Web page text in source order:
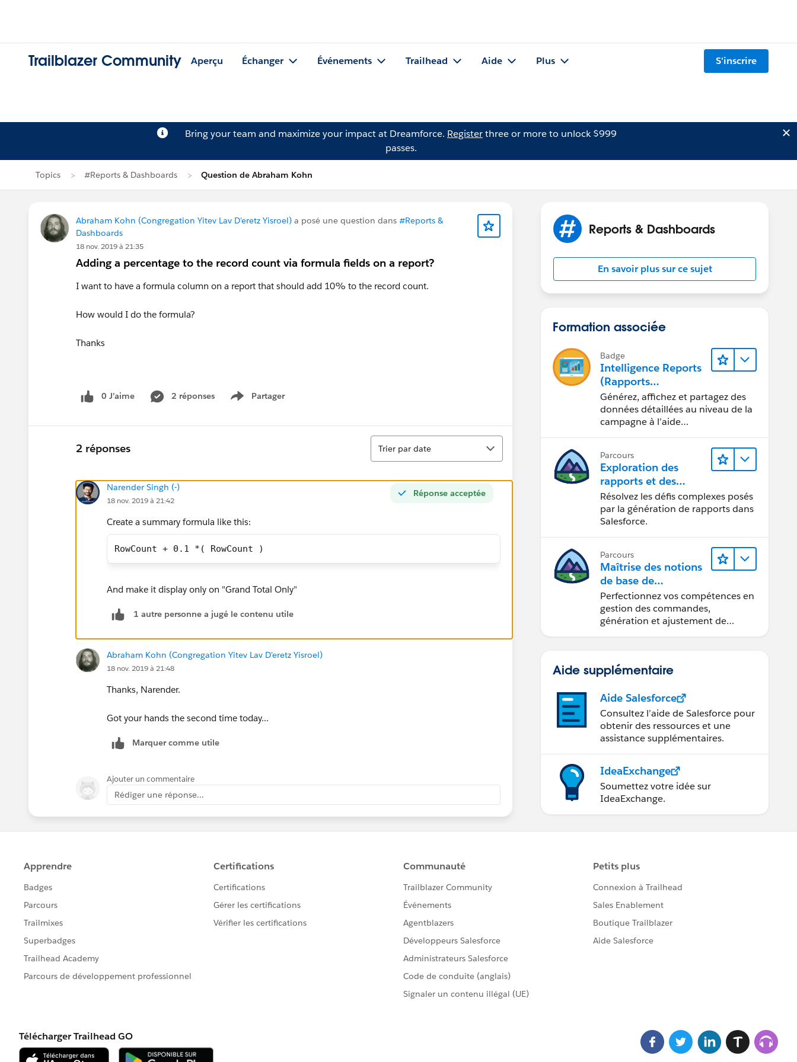
Trailblazer Community Aperçu Échanger Événements Trailhead Aide Plus S'inscrire
Bring your team and maximize your impact at Dreamforce. Registerthree or more to unlock $999
passes.
Topics #Reports & Dashboards Question de Abraham Kohn
Abraham Kohn (Congregation Yitev Lav D'eretz Yisroel) a posé une question dans #Reports &
Dashboards
18 nov. 2019 à 21:35
Adding a percentage to the record count via formula fields on a report?
I want to have a formula column on a report that should add 10% to the record count.
How would I do the formula?
Thanks
0 J’aime 2 réponses Partager
Show menu
2 réponses
Tri
Trier par date
Réponse acceptée
Narender Singh (-)
18 nov. 2019 à 21:42
Create a summary formula like this:
RowCount + 0.1 *( RowCount )
And make it display only on "Grand Total Only"
1 autre personne a jugé le contenu utile
Abraham Kohn (Congregation Yitev Lav D'eretz Yisroel)
18 nov. 2019 à 21:48
Thanks, Narender.
Got your hands the second time today...
Marquer comme utile
Ajouter un commentaire
Rédiger une réponse...
Reports & Dashboards
En savoir plus sur ce sujet
Formation associée
Badge
Intelligence Reports
(Rapports
Intelligence) pour
Engagement
Générez, affichez et partagez des
données détaillées au niveau de la
campagne à l’aide
Parcours
Exploration des
rapports et des
tableaux de bord
Lightning Experience
Résolvez les défis complexes posés
par la génération de rapports dans
Salesforce.
Parcours
Maîtrise des notions
de base de
l’administration de
Salesforce Billing
Perfectionnez vos compétences en
gestion des commandes,
génération et ajustement de
Aide supplémentaire
Aide Salesforce
Consultez l’aide de Salesforce pour
obtenir des ressources et une
assistance supplémentaires.
IdeaExchange
Soumettez votre idée sur
IdeaExchange.